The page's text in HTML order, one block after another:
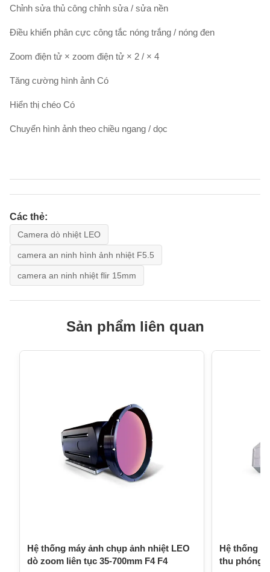
Chỉnh sửa thủ công chỉnh sửa / sửa nền
Điều khiển phân cực công tắc nóng trắng / nóng đen
Zoom điện tử × zoom điện tử × 2 / × 4
Tăng cường hình ảnh Có
Hiển thị chéo Có
Chuyển hình ảnh theo chiều ngang / dọc
Các thẻ:
Camera dò nhiệt LEO
camera an ninh hình ảnh nhiệt F5.5
camera an ninh nhiệt flir 15mm
Sản phẩm liên quan
Hệ thống máy ảnh chụp ảnh nhiệt LEO
dò zoom liên tục 35-700mm F4 F4
Hệ thống
thu phóng